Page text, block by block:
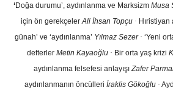
‘Doğa durumu’, aydınlanma ve Marksizm Musa
için ön gerekçelerAli İhsan Topçu ·
günah’ ve ‘aydınlanma’ Yılmaz Sezer · ‘Yeni
defterler Metin Kayaoğlu · Bir orta yaş krizi
aydınlanma felsefesi anlayışıZafer
aydınlanmanın öncülleri İraklis Gökoğlu ·